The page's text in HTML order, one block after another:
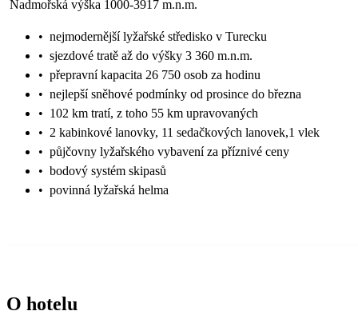
Nadmořská výška 1000-3917 m.n.m.
• nejmodernější lyžařské středisko v Turecku
• sjezdové tratě až do výšky 3 360 m.n.m.
• přepravní kapacita 26 750 osob za hodinu
• nejlepší sněhové podmínky od prosince do března
• 102 km tratí, z toho 55 km upravovaných
• 2 kabinkové lanovky, 11 sedačkových lanovek,1 vlek
• půjčovny lyžařského vybavení za příznivé ceny
• bodový systém skipasů
• povinná lyžařská helma
O hotelu